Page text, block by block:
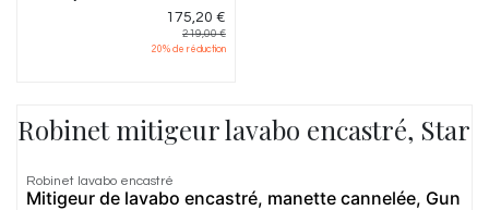
175,20 €
219,00€
20% de réduction
Robinet mitigeur lavabo encastré, Star
Robinet lavabo encastré
Mitigeur de lavabo encastré, manette cannelée, Gun